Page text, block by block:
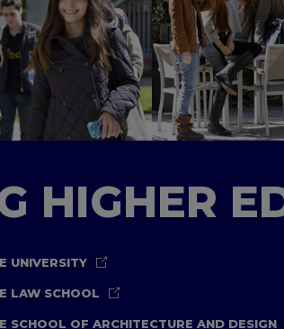
HIGHER
UNIVERSITY
LAW SCHOOL
SCHOOL OF ARCHITECTURE AND DESIGN